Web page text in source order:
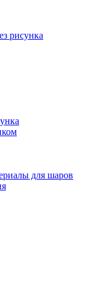
рисунка
для шаров